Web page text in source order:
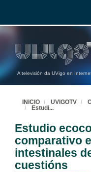
A televisión da UVigo en
INICIO UVIGOTV
Estudi...
Estudio
comparativo
intestinales
cuestións